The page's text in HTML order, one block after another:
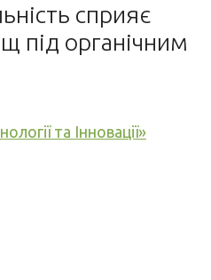
сприяє
під органічним
та Інновації»